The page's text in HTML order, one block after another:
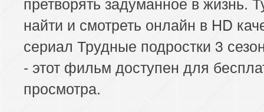
найти и смотреть онлайн в HD
сериал Трудные подростки 3
- этот фильм доступен для
просмотра.